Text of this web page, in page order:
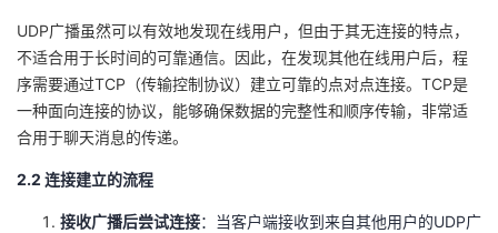
UDP广播虽然可以有效地发现在线用户，但由于其无连接的特点，
不适合用于长时间的可靠通信。因此，在发现其他在线用户后，程
序需要通过TCP（传输控制协议）建立可靠的点对点连接。TCP是
一种面向连接的协议，能够确保数据的完整性和顺序传输，非常适
合用于聊天消息的传递。
2.2 连接建立的流程
接收广播后尝试连接：当客户端接收到来自其他用户的UDP广